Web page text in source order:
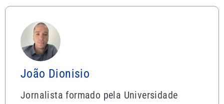
João Dionisio
Jornalista formado pela Universidade